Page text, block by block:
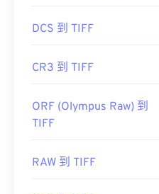
DCS 到 TIFF
CR3 到 TIFF
ORF (Olympus Raw) 到
TIFF
RAW 到 TIFF